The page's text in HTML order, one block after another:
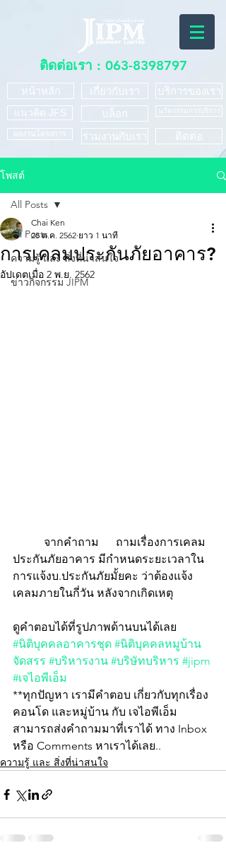
ติดต่อเรา : 063-8398797
หน้าหลัก
แนวคิด JFS
ผลงานโครงการ
เกี่ยวกับเรา
บล็อก
ร่วมงานกับเรา
บริการของเรา
นวัตกรรมการบริการ
ติดต่อ
โพสต์
All Posts
ความรู้ และ สิ่งที่น่าสนใจ
ข่าวกิจกรรม JIPM
All Posts
การเคลมประกันภัยอาคาร?
Chai Ken
28 ต.ค. 2562 ยาว 1 นาที
อัปเดตเมื่อ 2 พ.ย. 2562
ประกันภัยอาคาร มีกำหนดระยะเวลาใน
การแจ้งบ.ประกันภัยมั้ยคะ ว่าต้องแจ้ง
เคลมภายในกี่วัน หลังจากเกิดเหตุ
ดูคำตอบได้ที่รูปภาพด้านบนได้เลย
#นิติบุคคลอาคารชุด #นิติบุคคลหมูบ้าน
จัดสรร #บริหารงาน #บริษัทบริหาร #jipm
#เจไอพีเอ็ม
**ทุกปัญหา เรามีคำตอบ เกี่ยวกับทุกเรื่อง
คอนโด และหมู่บ้าน กับ เจไอพีเอ็ม
สามารถส่งคำถามมาที่เราได้ ทาง Inbox
หรือ Comments หาเราได้เลย..
ความรู้ และ สิ่งที่น่าสนใจ